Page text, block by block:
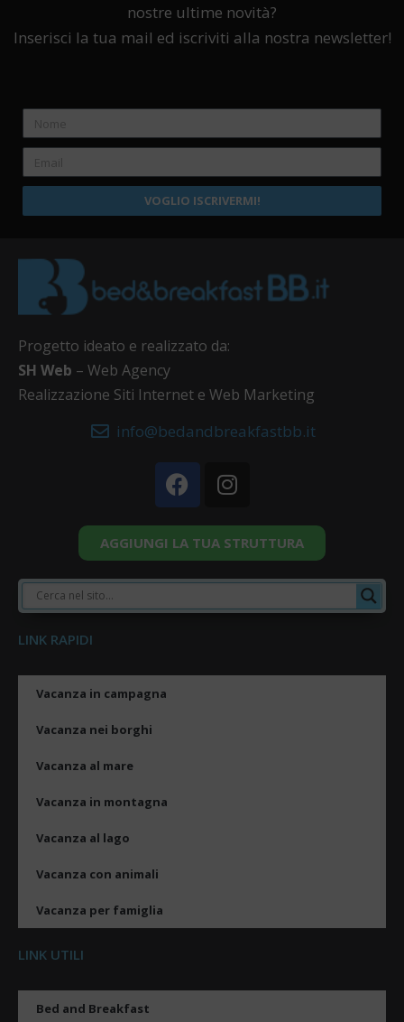
nostre ultime novità?
Inserisci la tua mail ed iscriviti alla nostra newsletter!
VOGLIO ISCRIVERMI!
Progetto ideato e realizzato da:
SH Web – Web Agency
Realizzazione Siti Internet e Web Marketing
info@bedandbreakfastbb.it
AGGIUNGI LA TUA STRUTTURA
LINK RAPIDI
Vacanza in campagna
Vacanza nei borghi
Vacanza al mare
Vacanza in montagna
Vacanza al lago
Vacanza con animali
Vacanza per famiglia
LINK UTILI
Bed and Breakfast